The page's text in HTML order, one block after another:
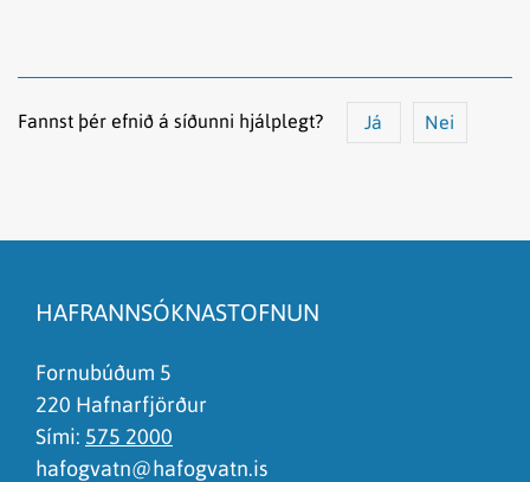
Fannst þér efnið á síðunni hjálplegt? Já Nei
Það er of mikið efni á síðunni
Ég skil ekki efnið, finnst það of flókið
HAFRANNSÓKNASTOFNUN
Fornubúðum 5
220 Hafnarfjörður
Sími: 575 2000
hafogvatn@hafogvatn.is